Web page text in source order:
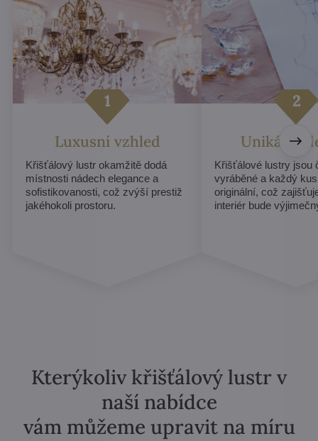
Luxusní vzhled
Křišťálový lustr okamžitě dodá
místnosti nádech elegance a
sofistikovanosti, což zvýší prestiž
jakéhokoli prostoru.
Unikátní
Křišťálové lustry jsou
vyráběné a každý
originální, což
interiér bude
Kterýkoliv křišťálový lustr v
naší nabídce
vám můžeme upravit na míru